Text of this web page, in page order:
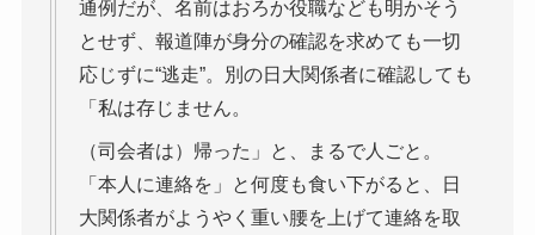
通例だが、名前はおろか役職なども明かそう
とせず、報道陣が身分の確認を求めても一切
応じずに“逃走”。別の日大関係者に確認しても
「私は存じません。
（司会者は）帰った」と、まるで人ごと。
「本人に連絡を」と何度も食い下がると、日
大関係者がようやく重い腰を上げて連絡を取